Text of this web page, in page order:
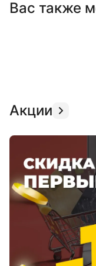
Вас также
Акции